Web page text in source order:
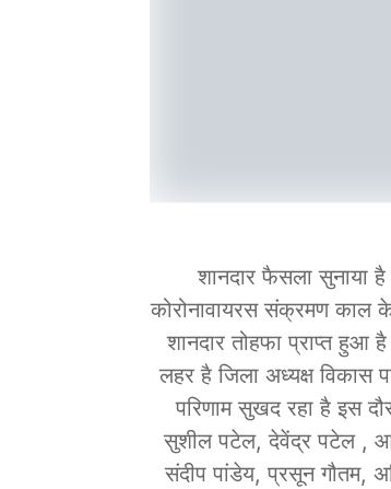
शानदार फैसला सुनाया है
कोरोनावायरस संक्रमण काल
शानदार तोहफा प्राप्त हुआ
लहर है जिला अध्यक्ष विकास
परिणाम सुखद रहा है इस
सुशील पटेल, देवेंद्र पटेल ,
संदीप पांडेय, प्रसून गौतम,